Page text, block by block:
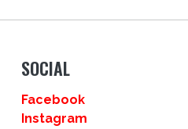
SOCIAL
Facebook
Instagram